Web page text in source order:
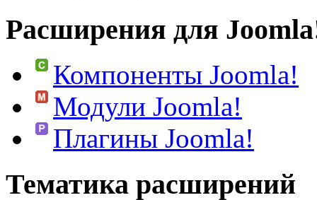
Расширения для
Компоненты Joomla!
Модули Joomla!
Плагины Joomla!
Тематика расширений